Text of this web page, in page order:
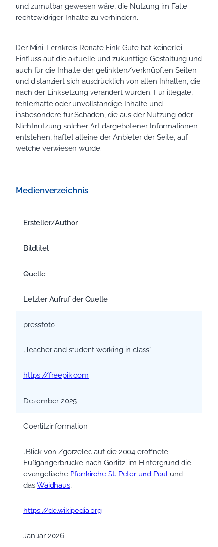
und zumutbar gewesen wäre, die Nutzung im Falle
rechtswidriger Inhalte zu verhindern.
Der Mini-Lernkreis Renate Fink-Gute hat keinerlei
Einfluss auf die aktuelle und zukünftige Gestaltung und
auch für die Inhalte der gelinkten/verknüpften Seiten
und distanziert sich ausdrücklich von allen Inhalten, die
nach der Linksetzung verändert wurden. Für illegale,
fehlerhafte oder unvollständige Inhalte und
insbesondere für Schäden, die aus der Nutzung oder
Nichtnutzung solcher Art dargebotener Informationen
entstehen, haftet alleine der Anbieter der Seite, auf
welche verwiesen wurde.
Medienverzeichnis
Ersteller/Author
Bildtitel
Quelle
Letzter Aufruf der Quelle
pressfoto
„Teacher and student working in class“
https://freepik.com
Dezember 2025
Goerlitzinformation
„Blick von Zgorzelec auf die 2004 eröffnete
Fußgängerbrücke nach Görlitz; im Hintergrund die
evangelische Pfarrkirche St. Peter und Paul und
das Waidhaus„
https://de.wikipedia.org
Januar 2026